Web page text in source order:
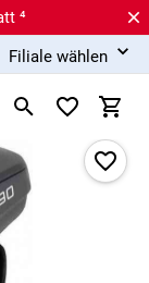
⁴
Filiale wählen